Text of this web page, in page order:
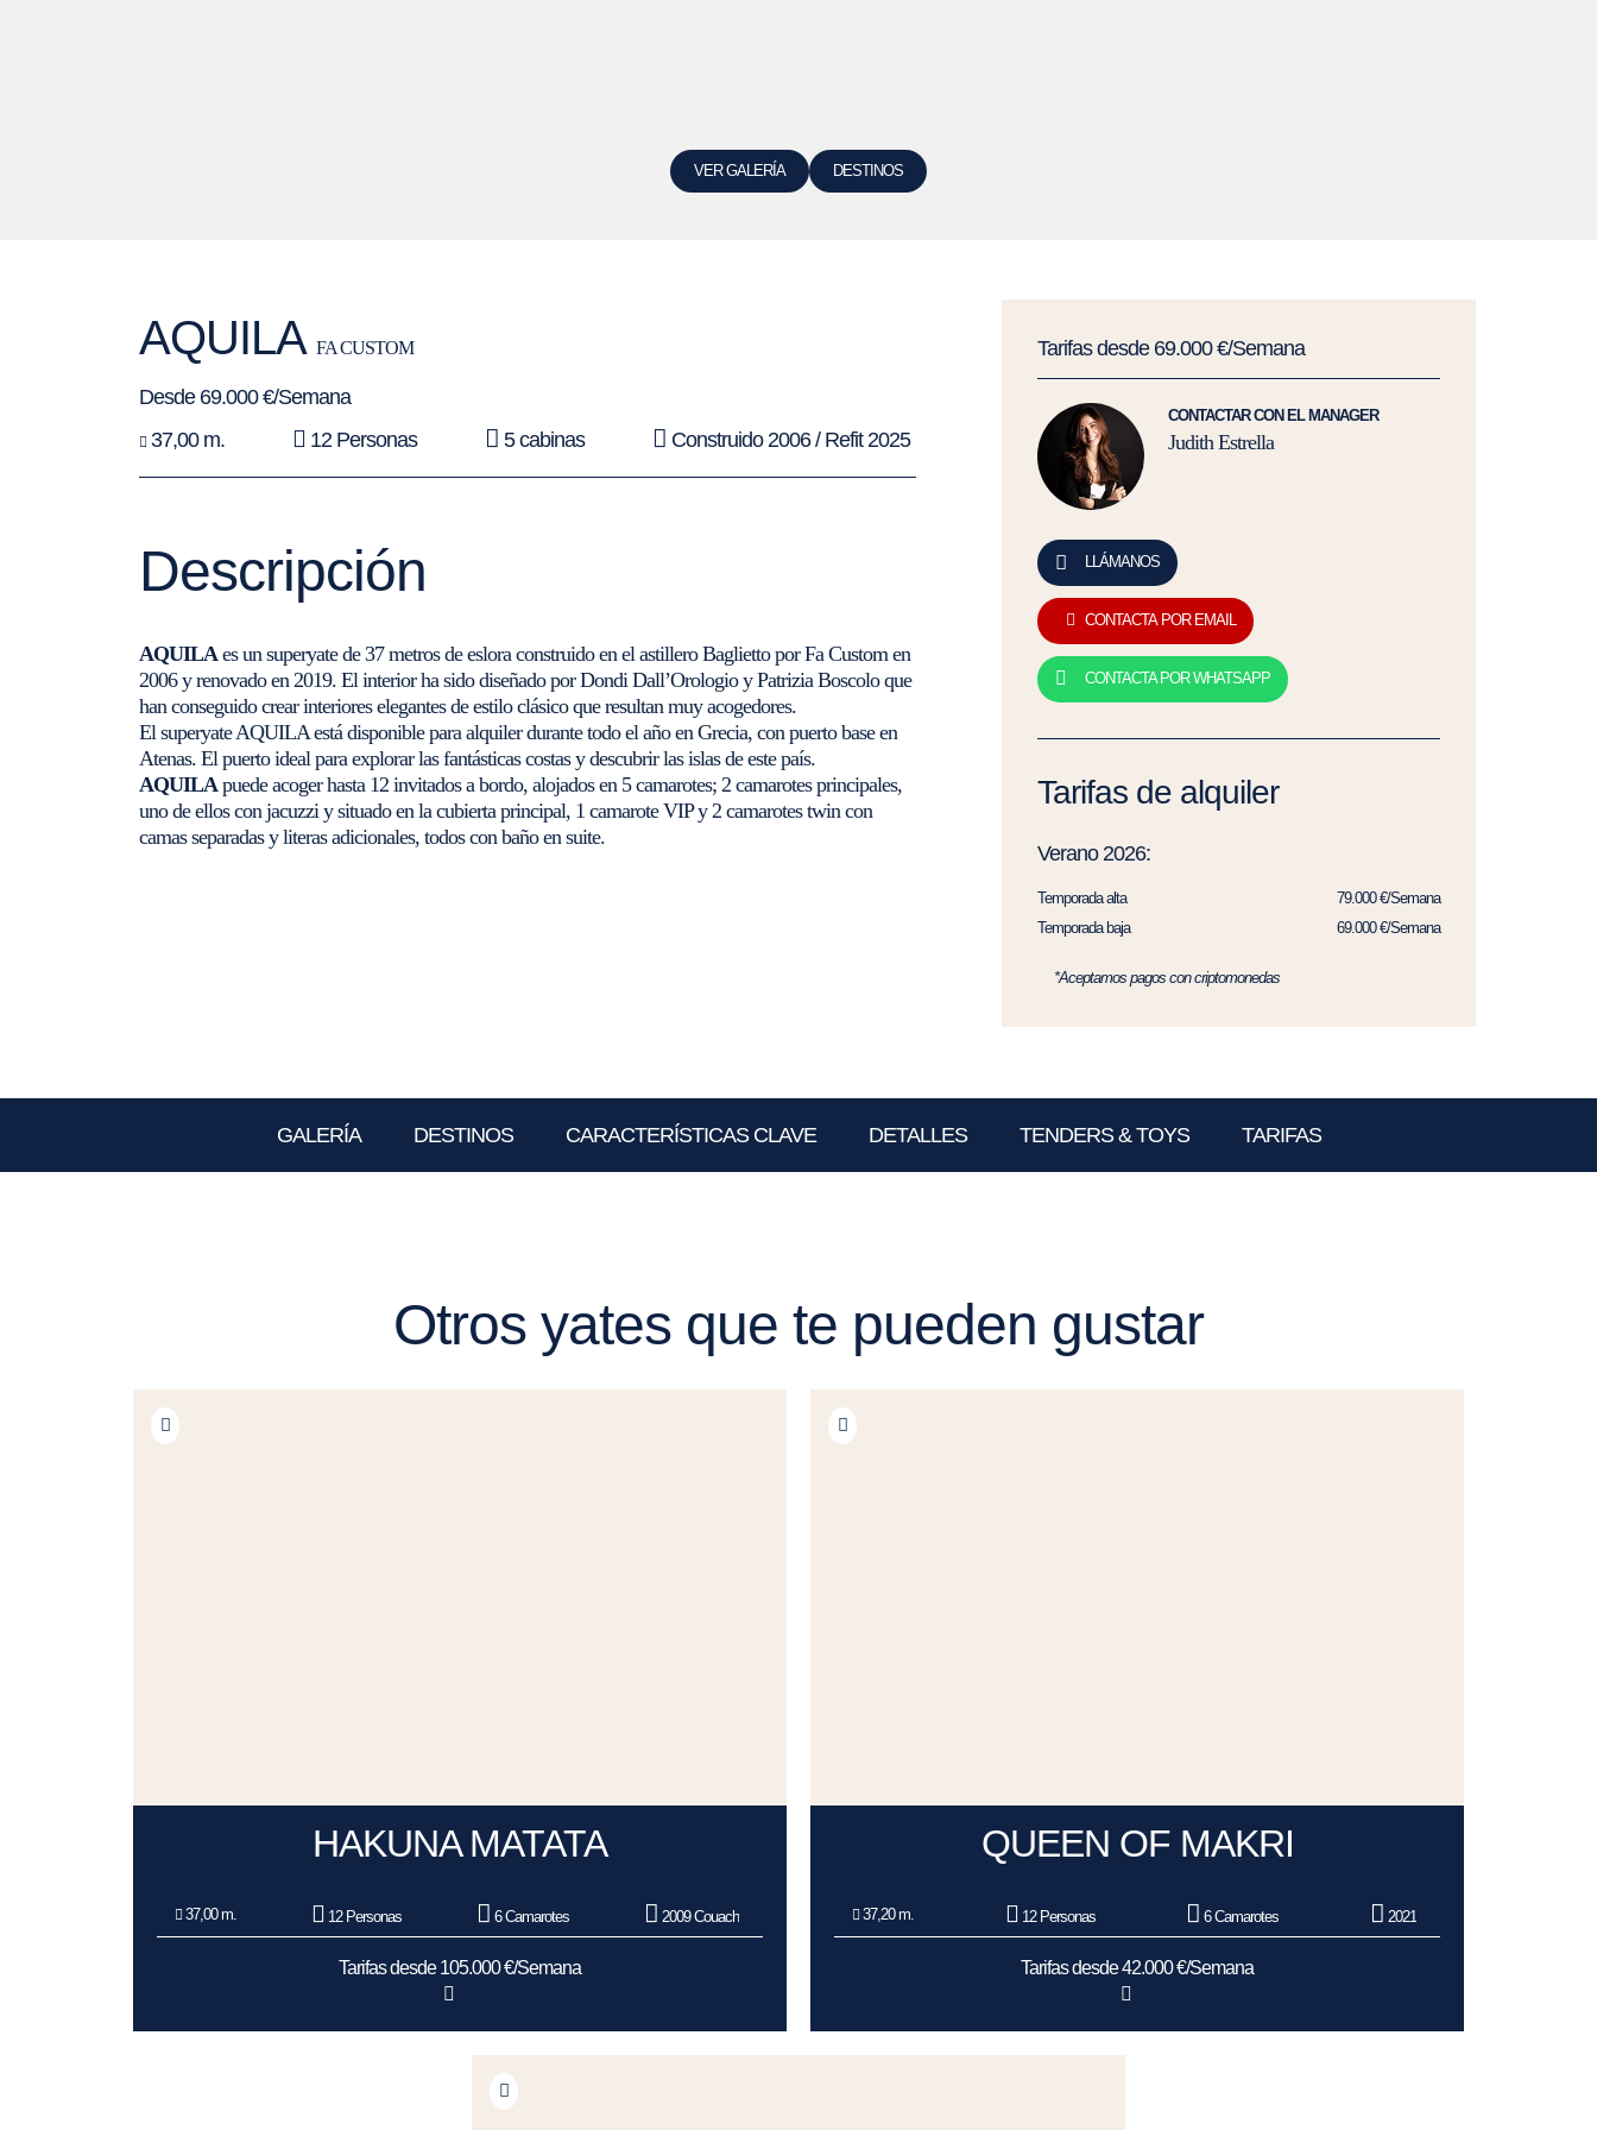
VER GALERÍA DESTINOS
AQUILA FA CUSTOM
Desde 69.000 €/Semana
37,00 m.
12 Personas 5 cabinas Construido 2006 / Refit 2025
Descripción
AQUILAes un superyate de 37 metros de eslora construido en el astillero Baglietto por Fa Custom en
2006 y renovado en 2019. El interior ha sido diseñado por Dondi Dall’Orologio y Patrizia Boscolo que
han conseguido crear interiores elegantes de estilo clásico que resultan muy acogedores.
El superyate AQUILA está disponible para alquiler durante todo el año en Grecia, con puerto base en
Atenas. El puerto ideal para explorar las fantásticas costas y descubrir las islas de este país.
AQUILApuede acoger hasta 12 invitados a bordo, alojados en 5 camarotes; 2 camarotes principales,
uno de ellos con jacuzzi y situado en la cubierta principal, 1 camarote VIP y 2 camarotes twin con
camas separadas y literas adicionales, todos con baño en suite.
Tarifas desde 69.000 €/Semana
CONTACTAR CON EL MANAGER
Judith Estrella
LLÁMANOS
CONTACTA POR EMAIL
CONTACTA POR WHATSAPP
Tarifas de alquiler
Verano 2026:
Temporada alta
79.000 €/Semana
Temporada baja
69.000 €/Semana
*Aceptamos pagos con criptomonedas
GALERÍA DESTINOS CARACTERÍSTICAS CLAVE DETALLES TENDERS & TOYS TARIFAS
Otros yates que te pueden gustar
HAKUNA MATATA
37,00 m. 12 Personas 6 Camarotes 2009 Couach
Tarifas desde 105.000 €/Semana
QUEEN OF MAKRI
37,20 m. 12 Personas 6 Camarotes 2021
Tarifas desde 42.000 €/Semana